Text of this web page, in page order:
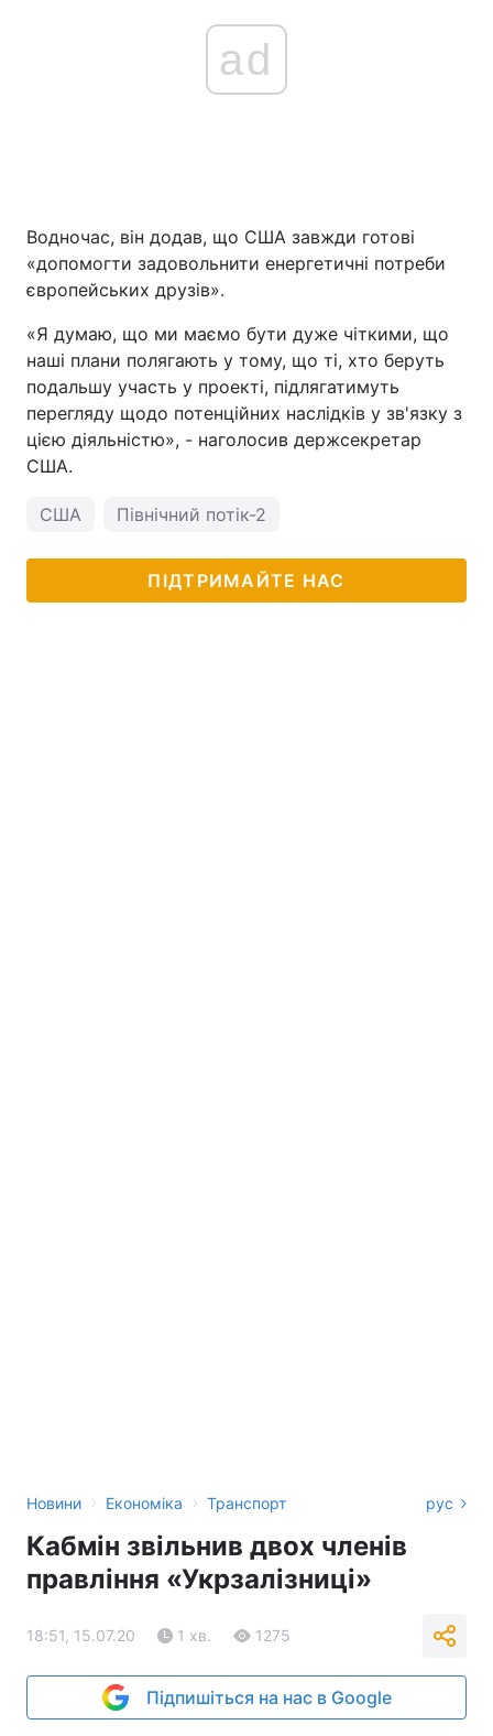
ad
Водночас, він додав, що США завжди готові
«допомогти задовольнити енергетичні потреби
європейських друзів».
«Я думаю, що ми маємо бути дуже чіткими, що
наші плани полягають у тому, що ті, хто беруть
подальшу участь у проекті, підлягатимуть
перегляду щодо потенційних наслідків у зв'язку з
цією діяльністю», - наголосив держсекретар
США.
США Північний потік-2
ПІДТРИМАЙТЕ НАС
Новини › Економіка › Транспорт рус
Кабмін звільнив двох членів
правління «Укрзалізниці»
18:51, 15.07.20 1 хв. 1275
Підпишіться на нас в Google